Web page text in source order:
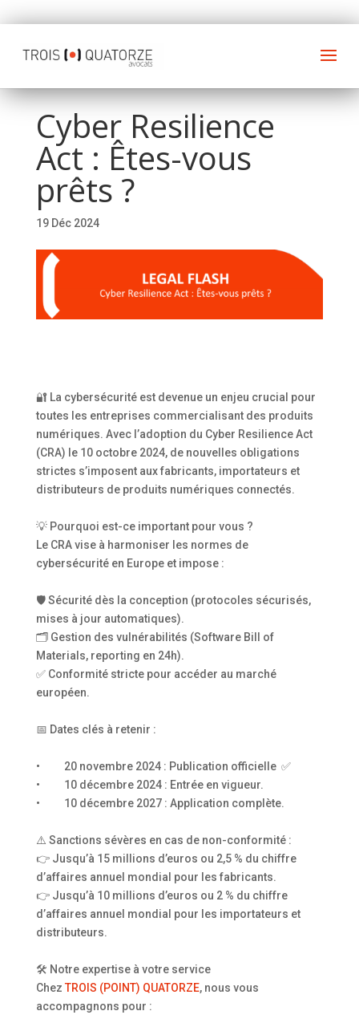
Cyber Resilience
Act : Êtes-vous
prêts ?
19 Déc 2024
🔐 La cybersécurité est devenue un enjeu crucial pour
toutes les entreprises commercialisant des produits
numériques. Avec l’adoption du Cyber Resilience Act
(CRA) le 10 octobre 2024, de nouvelles obligations
strictes s’imposent aux fabricants, importateurs et
distributeurs de produits numériques connectés.
💡 Pourquoi est-ce important pour vous ?
Le CRA vise à harmoniser les normes de
cybersécurité en Europe et impose :
🛡️ Sécurité dès la conception (protocoles sécurisés,
mises à jour automatiques).
🗂️ Gestion des vulnérabilités (Software Bill of
Materials, reporting en 24h).
✅ Conformité stricte pour accéder au marché
européen.
📅 Dates clés à retenir :
• 20 novembre 2024 : Publication officielle ✅
• 10 décembre 2024 : Entrée en vigueur.
• 10 décembre 2027 : Application complète.
⚠️ Sanctions sévères en cas de non-conformité :
👉 Jusqu’à 15 millions d’euros ou 2,5 % du chiffre
d’affaires annuel mondial pour les fabricants.
👉 Jusqu’à 10 millions d’euros ou 2 % du chiffre
d’affaires annuel mondial pour les importateurs et
distributeurs.
🛠️ Notre expertise à votre service
Chez TROIS (POINT) QUATORZE, nous vous
accompagnons pour :